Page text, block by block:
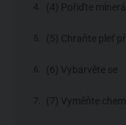
(4) Pořiďte
(5) Chraňte pleť
sluníčkem
(6) Vybarvěte se
(7) Vyměňte